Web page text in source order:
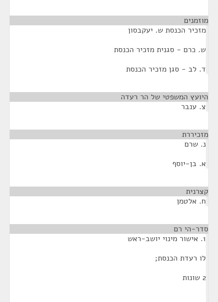
מוזמנים
מזכיר הכנסת ש. יעקבסון
ש. כרם - סגנית מזכיר הכנסת
ד. לב - סגן מזכיר הכנסת
היועץ המשפטי של הר רעדה
צ. ענבר
מזכיררת
נ. שרם
א. בן-יוסף
קצרנית
ח. אלטמן
סדר-הי רם
1. אישור מינוי יושב-ראש
לו רעדת הכנסת;
2 שונות